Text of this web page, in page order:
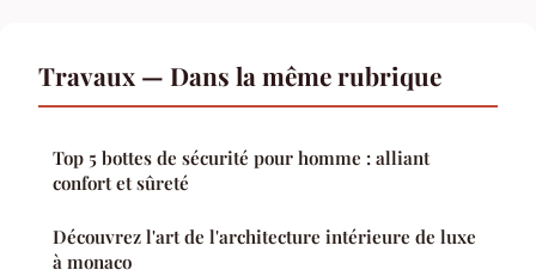
Travaux — Dans la même rubrique
Top 5 bottes de sécurité pour homme : alliant
confort et sûreté
Découvrez l'art de l'architecture intérieure de luxe
à monaco